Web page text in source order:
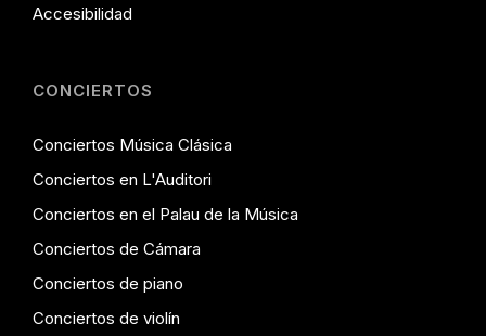
Accesibilidad
CONCIERTOS
Conciertos Música Clásica
Conciertos en L'Auditori
Conciertos en el Palau de la Música
Conciertos de Cámara
Conciertos de piano
Conciertos de violín